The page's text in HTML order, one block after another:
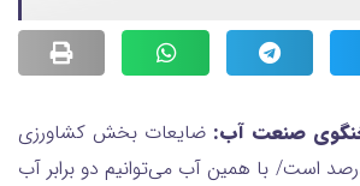
صنعت آب: ضایعات بخش کشاورزی
مزرعه تا سفره ۳۰ درصد است/ با همین آب می‌توانیم دو برابر آب